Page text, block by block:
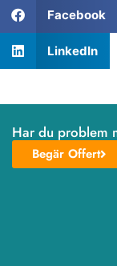
Facebook
LinkedIn
Har du problem
Begär Offert